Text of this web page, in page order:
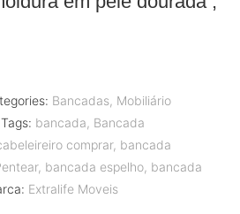
Bancadas, Mobiliário
Tags: bancada, Bancada
comprar, bancada
, bancada espelho, bancada
Extralife Moveis